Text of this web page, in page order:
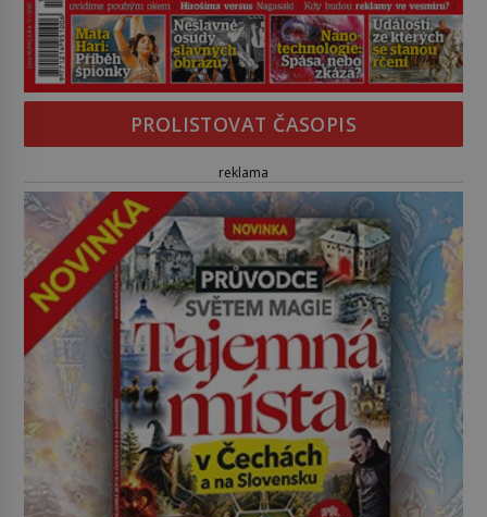
PROLISTOVAT ČASOPIS
reklama